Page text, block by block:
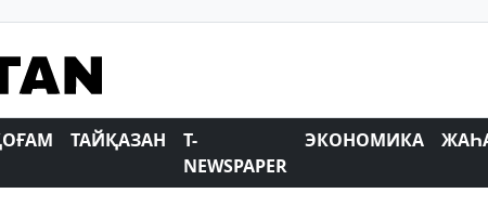
ТАЙҚАЗАН
T-
NEWSPAPER
ЭКОНОМИКА